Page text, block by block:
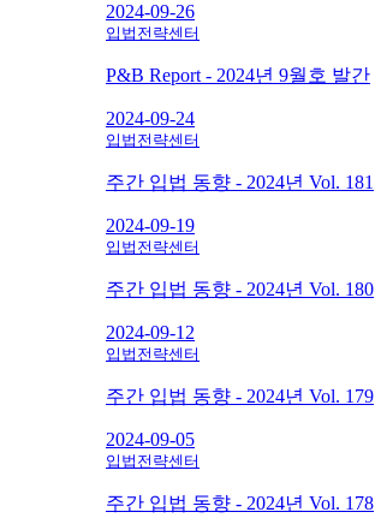
2024-09-26
입법전략센터
P&B Report - 2024년 9월호 발간
2024-09-24
입법전략센터
주간 입법 동향 - 2024년 Vol. 181
2024-09-19
입법전략센터
주간 입법 동향 - 2024년 Vol. 180
2024-09-12
입법전략센터
주간 입법 동향 - 2024년 Vol. 179
2024-09-05
입법전략센터
주간 입법 동향 - 2024년 Vol. 178